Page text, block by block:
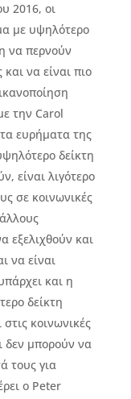
2016, οι
με υψηλότερο
να περνούν
να είναι πιο
την Carol
ευρήματα της
δείκτη
είναι λιγότερο
σε κοινωνικές
εξελιχθούν και
να είναι
και η
δείκτη
κοινωνικές
δεν μπορούν να
τους για
ο Peter